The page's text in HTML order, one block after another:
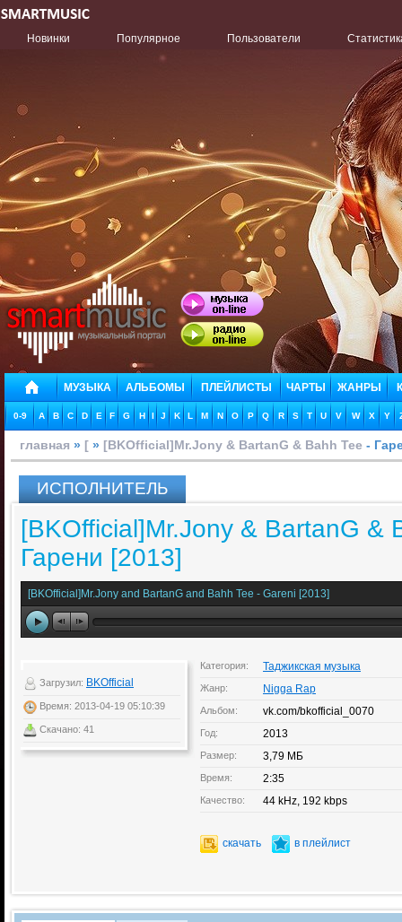
Новинки Популярное Пользователи
МУЗЫКА АЛЬБОМЫ ПЛЕЙЛИСТЫ ЧАРТЫ ЖАНРЫ
0-9 A B C D E F G H I J K L M N O P Q R S T U V W X Y
главная » [ » [BKOfficial]Mr.Jony & BartanG & Bahh Tee -
ИСПОЛНИТЕЛЬ
[BKOfficial]Mr.Jony & BartanG &
Гарени [2013]
[BKOfficial]Mr.Jony and BartanG and Bahh Tee - Gareni [2013]
Загрузил: BKOfficial
Время: 2013-04-19 05:10:39
Скачано: 41
Категория: Таджикская музыка
Жанр: Nigga Rap
Альбом: vk.com/bkofficial_0070
Год: 2013
Размер: 3,79 МБ
Время: 2:35
Качество: 44 kHz, 192 kbps
скачать в плейлист